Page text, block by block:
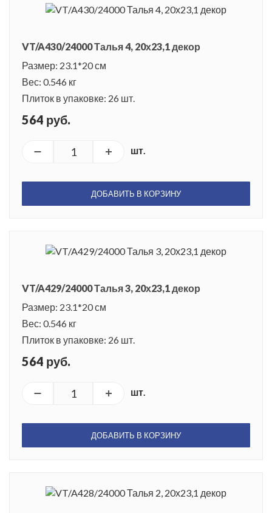
VT/A430/24000 Талья 4, 20х23,1 декор
Размер: 23.1*20 см
Вес: 0.546 кг
Плиток в упаковке: 26 шт.
564 руб.
шт.
ДОБАВИТЬ В КОРЗИНУ
VT/A429/24000 Талья 3, 20х23,1 декор
Размер: 23.1*20 см
Вес: 0.546 кг
Плиток в упаковке: 26 шт.
564 руб.
шт.
ДОБАВИТЬ В КОРЗИНУ